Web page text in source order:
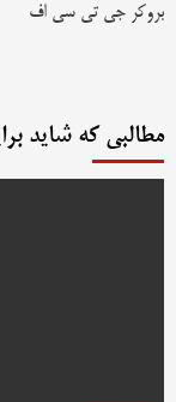
بروکر جی تی سی اف
مطالبی که شاید